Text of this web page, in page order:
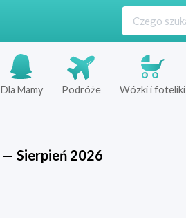
Dla Mamy Podróże Wózki i foteliki
— Sierpień 2026